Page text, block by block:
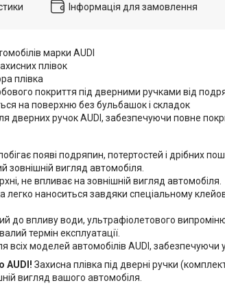
Інформація для замовлення
марки AUDI
плівок
плівка
покриття під дверними ручками від
на поверхню без бульбашок і складок
дверних ручок AUDI, забезпечуючи повне
появі подряпин, потертостей і дрібних
зовнішній вигляд автомобіля.
не впливає на зовнішній вигляд автомобіля.
легко наноситься завдяки спеціальному
до впливу води, ультрафіолетового
термін експлуатації.
всіх моделей автомобілів AUDI, забезпечуючи
AUDI! Захисна плівка під дверні ручки
вигляд вашого автомобіля.